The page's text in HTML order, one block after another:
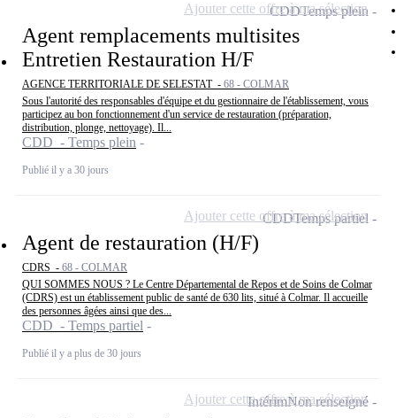
Agent remplacements multisites
Entretien Restauration H/F
AGENCE TERRITORIALE DE SELESTAT - 68 - COLMAR
Sous l'autorité des responsables d'équipe et du gestionnaire de l'établissement, vous
participez au bon fonctionnement d'un service de restauration (préparation,
distribution, plonge, nettoyage). Il...
CDD - Temps plein
Publié il y a 30 jours
CDDTemps plein
Ajouter cette offre à ma sélection
Agent de restauration (H/F)
CDRS - 68 - COLMAR
QUI SOMMES NOUS ? Le Centre Départemental de Repos et de Soins de Colmar
(CDRS) est un établissement public de santé de 630 lits, situé à Colmar. Il accueille
des personnes âgées ainsi que des...
CDD - Temps partiel
Publié il y a plus de 30 jours
CDDTemps partiel
Ajouter cette offre à ma sélection
IntérimNon renseigné
Ajouter cette offre à ma sélection